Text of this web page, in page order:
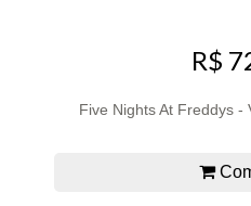
R$
Five Nights At Freddys -